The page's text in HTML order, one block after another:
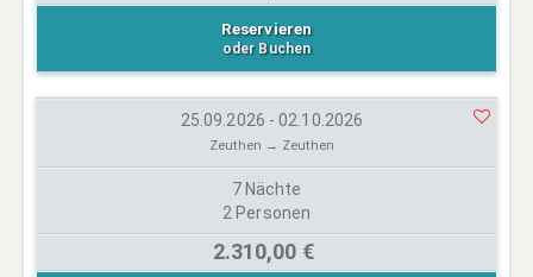
Reservieren
oder Buchen
25.09.2026 - 02.10.2026
Zeuthen → Zeuthen
7 Nächte
2 Personen
2.310,00 €